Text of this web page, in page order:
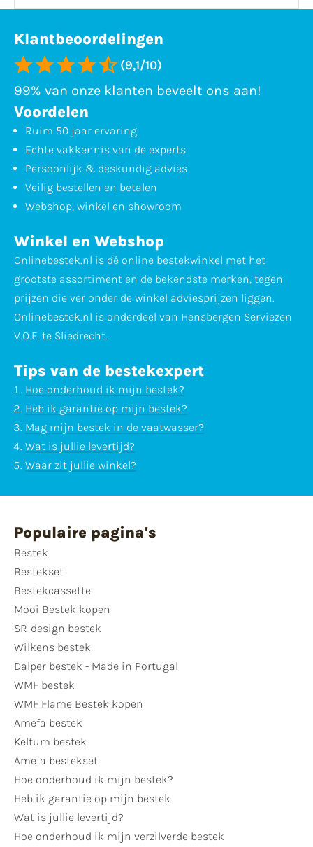
Klantbeoordelingen
(9,1/10)
99% van onze klanten beveelt ons aan!
Voordelen
Ruim 50 jaar ervaring
Echte vakkennis van de experts
Persoonlijk & deskundig advies
Veilig bestellen en betalen
Webshop, winkel en showroom
Winkel en Webshop
Onlinebestek.nl is dé online bestekwinkel met het
grootste assortiment en de bekendste merken, tegen
prijzen die ver onder de winkel adviesprijzen liggen.
Onlinebestek.nl is onderdeel van Hensbergen Serviezen
V.O.F. te Sliedrecht.
Tips van de bestekexpert
Hoe onderhoud ik mijn bestek?
Heb ik garantie op mijn bestek?
Mag mijn bestek in de vaatwasser?
Wat is jullie levertijd?
Waar zit jullie winkel?
Populaire pagina's
Bestek
Bestekset
Bestekcassette
Mooi Bestek kopen
SR-design bestek
Wilkens bestek
Dalper bestek - Made in Portugal
WMF bestek
WMF Flame Bestek kopen
Amefa bestek
Keltum bestek
Amefa bestekset
Hoe onderhoud ik mijn bestek?
Heb ik garantie op mijn bestek
Wat is jullie levertijd?
Hoe onderhoud ik mijn verzilverde bestek